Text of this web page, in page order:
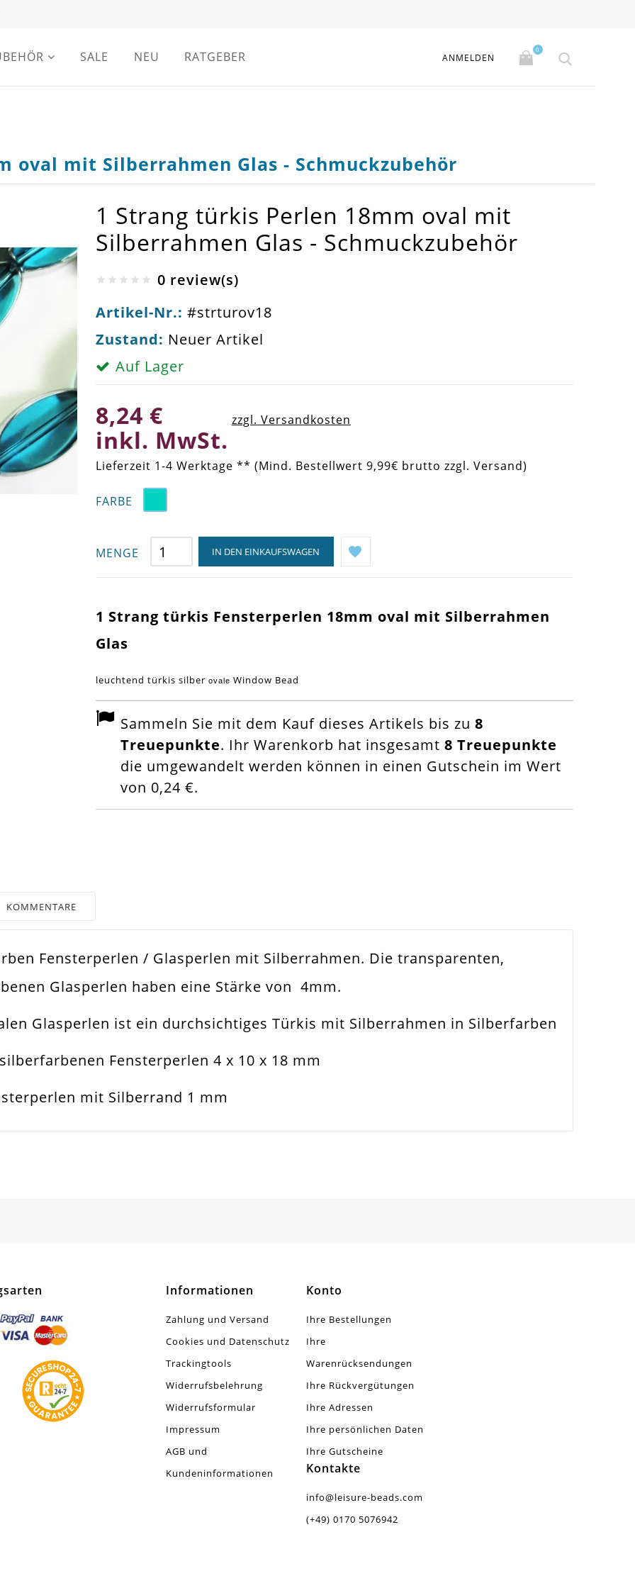
SALE NEU RATGEBER ANMELDEN
0
oval mit Silberrahmen Glas - Schmuckzubehör
1 Strang türkis Perlen 18mm oval mit
Silberrahmen Glas - Schmuckzubehör
0 review(s)
Artikel-Nr.: #strturov18
Zustand: Neuer Artikel
Auf Lager
8,24 €
inkl. MwSt.
zzgl. Versandkosten
Lieferzeit 1-4 Werktage ** (Mind. Bestellwert 9,99€ brutto zzgl. Versand)
FARBE
MENGE IN DEN EINKAUFSWAGEN
1 Strang türkis Fensterperlen 18mm oval mit Silberrahmen
Glas
leuchtend türkis silber ovale Window Bead
Sammeln Sie mit dem Kauf dieses Artikels bis zu 8
Treuepunkte. Ihr Warenkorb hat insgesamt 8 Treuepunkte
die umgewandelt werden können in einen Gutschein im Wert
von 0,24 €.
KOMMENTARE
Armbänder. Ohrringe. Universell Einsetzbar
Fensterperlen / Glasperlen mit Silberrahmen. Die transparenten,
Glasperlen haben eine Stärke von 4mm.
Glasperlen ist ein durchsichtiges Türkis mit Silberrahmen in Silberfarben
Fensterperlen 4 x 10 x 18 mm
mit Silberrand 1 mm
Informationen
Zahlung und Versand
Cookies und Datenschutz
Trackingtools
Widerrufsbelehrung
Widerrufsformular
Impressum
AGB und
Kundeninformationen
Konto
Ihre Bestellungen
Ihre
Warenrücksendungen
Ihre Rückvergütungen
Ihre Adressen
Ihre persönlichen Daten
Ihre Gutscheine
Kontakte
info@leisure-beads.com
(+49) 0170 5076942